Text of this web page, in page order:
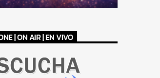
| ON AIR | EN VIVO